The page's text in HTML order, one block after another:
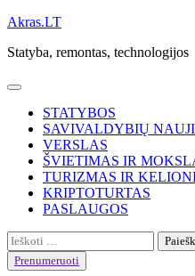
Skip
content
Akras.LT
Statyba, remontas, technologijos
STATYBOS
SAVIVALDYBIŲ
VERSLAS
ŠVIETIMAS IR
TURIZMAS IR
KRIPTOTURTAS
PASLAUGOS
Ieškoti:
Prenumeruoti